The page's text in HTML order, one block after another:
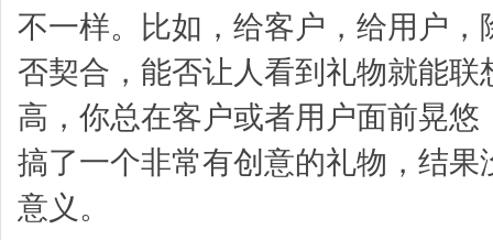
不一样。比如，给客户，给用户
否契合，能否让人看到礼物就能
高，你总在客户或者用户面前晃
搞了一个非常有创意的礼物，结
意义。